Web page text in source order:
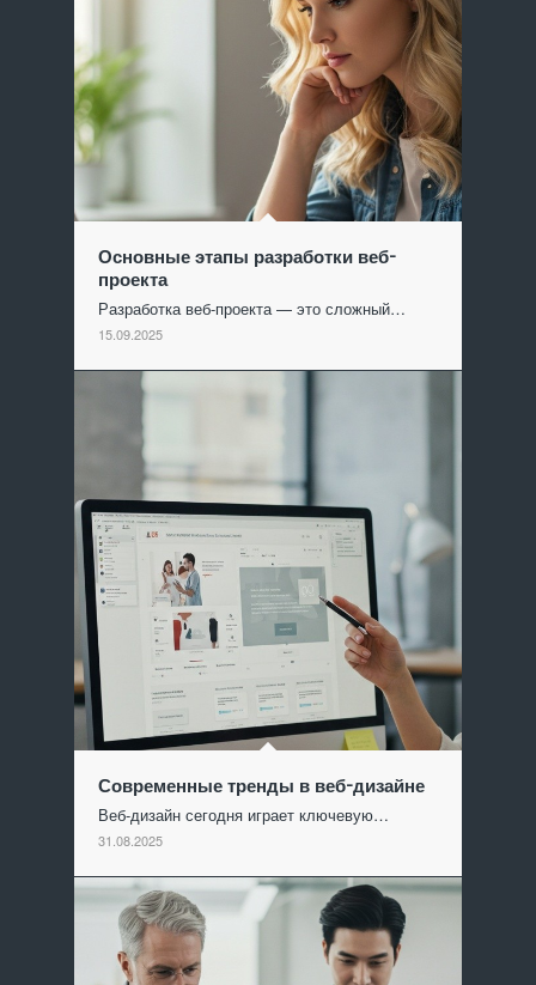
Основные этапы разработки веб-
проекта
Разработка веб-проекта — это сложный…
15.09.2025
Современные тренды в веб-дизайне
Веб-дизайн сегодня играет ключевую…
31.08.2025